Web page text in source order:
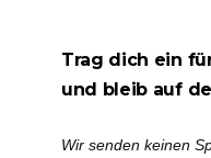
Trag dich ein
und bleib auf
Wir senden keinen